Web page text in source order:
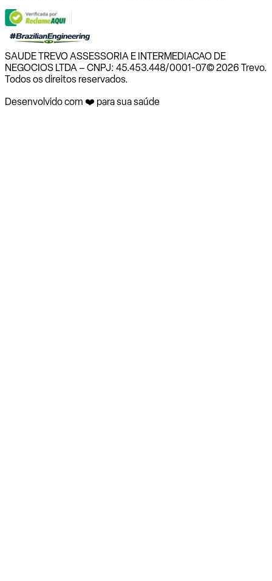
SAUDE TREVO ASSESSORIA E INTERMEDIACAO DE
NEGOCIOS LTDA – CNPJ: 45.453.448/0001-07© 2026 Trevo.
Todos os direitos reservados.
Desenvolvido com ❤️ para sua saúde